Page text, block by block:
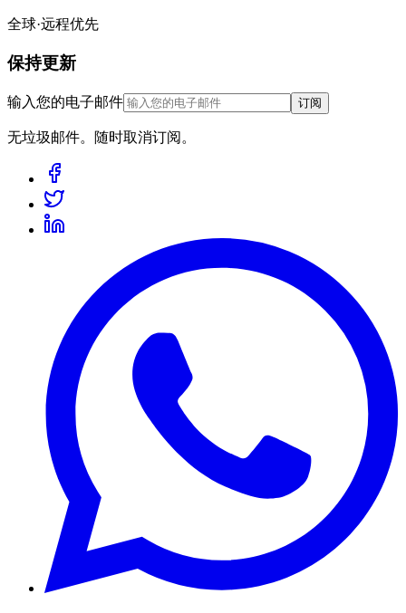
全球·远程优先
保持更新
输入您的电子邮件 订阅
无垃圾邮件。随时取消订阅。